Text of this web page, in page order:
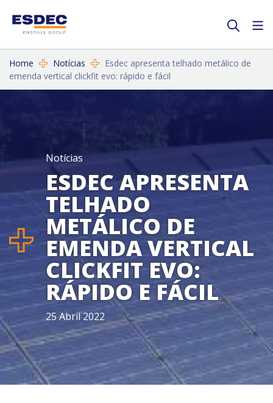
Home Notícias
Esdec apresenta telhado metálico de
emenda vertical clickfit evo: rápido e fácil
Notícias
ESDEC APRESENTA
TELHADO
METÁLICO DE
EMENDA VERTICAL
CLICKFIT EVO:
RÁPIDO E FÁCIL
25 Abril 2022